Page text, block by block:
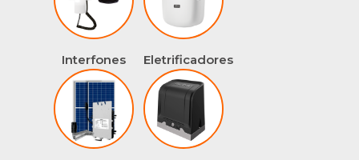
Interfones Eletrificadores